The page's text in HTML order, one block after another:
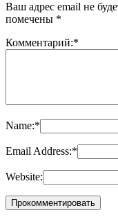
Ваш адрес email не
помечены *
Комментарий:*
Name:*
Email Address:*
Website: